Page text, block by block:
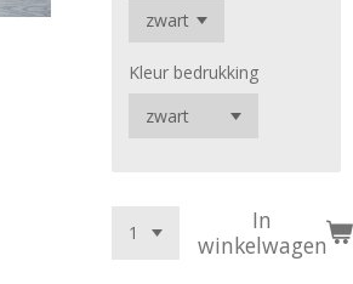
Kleur bedrukking
In
winkelwagen